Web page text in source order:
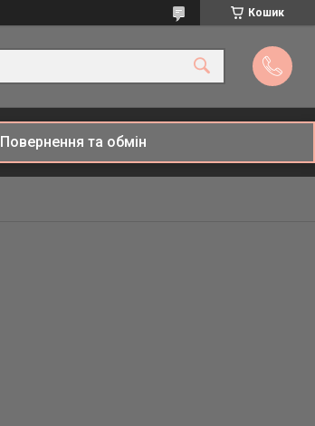
Кошик
Повернення та обмін